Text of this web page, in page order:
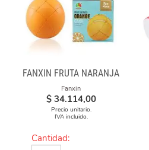
FANXIN FRUTA NARANJA
Fanxin
$ 34.114,00
Precio unitario.
IVA incluido.
Cantidad: